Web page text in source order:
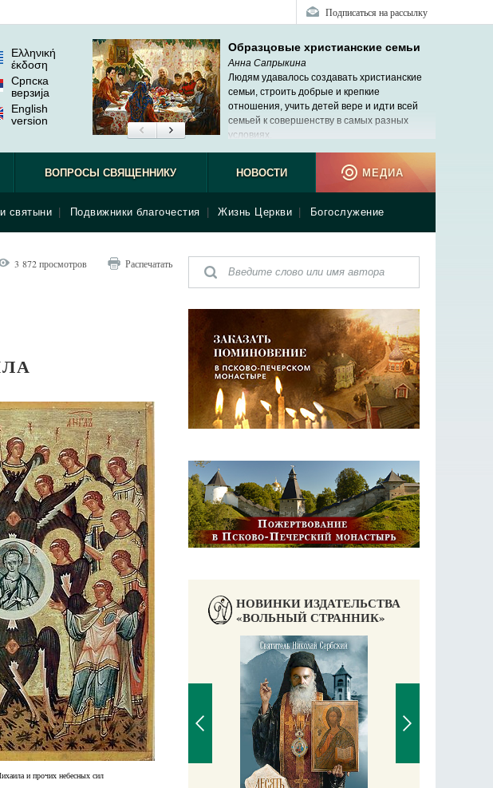
Подписаться на рассылку
Ελληνική
έκδοση
Српска
верзиjа
English
version
Образцовые христианские семьи
Анна Сапрыкина
Людям удавалось создавать христианские
семьи, строить добрые и крепкие
отношения, учить детей вере и идти всей
семьей к совершенству в самых разных
условиях.
святыни Подвижники благочестия Жизнь Церкви Богослужение
ВОПРОСЫ СВЯЩЕННИКУ НОВОСТИ МЕДИА
3 872 просмотров Распечатать
и прочих небесных сил
НОВИНКИ ИЗДАТЕЛЬСТВА
«ВОЛЬНЫЙ СТРАННИК»